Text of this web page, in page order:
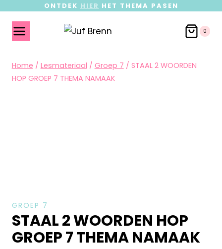
ONTDEK HIER HET THEMA PASEN
0
Home / Lesmateriaal / Groep 7 / STAAL 2 WOORDEN
HOP GROEP 7 THEMA NAMAAK
GROEP 7
STAAL 2 WOORDEN HOP
GROEP 7 THEMA NAMAAK